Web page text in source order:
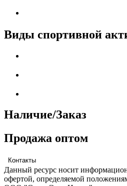
Виды спортивной
Наличие/Заказ
Продажа оптом
Контакты
Данный ресурс носит
офертой, определяемой